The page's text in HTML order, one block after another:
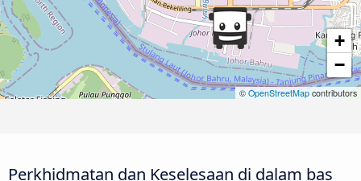
+
−
© OpenStreetMap contributors
Perkhidmatan dan Keselesaan di dalam bas